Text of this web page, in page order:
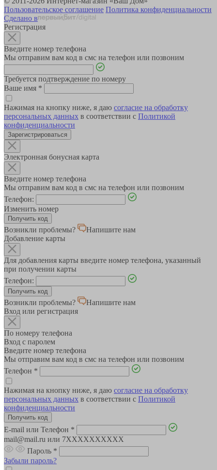
Пользовательское соглашение Политика конфиденциальности
Сделано в
Регистрация
Введите номер телефона
Мы отправим вам код в смс на телефон или позвоним
Требуется подтверждение по номеру
Ваше имя *
Нажимая на кнопку ниже, я даю согласие на обработку
персональных данных в соответствии с Политикой
конфиденциальности
Зарегистрироваться
Электронная бонусная карта
Введите номер телефона
Мы отправим вам код в смс на телефон или позвоним
Телефон:
Изменить номер
Возникли проблемы?
Напишите нам
Добавление карты
Для добавления карты введите номер телефона, указанный
при получении карты
Телефон:
Возникли проблемы?
Напишите нам
Вход или регистрация
По номеру телефона
Вход с паролем
Введите номер телефона
Мы отправим вам код в смс на телефон или позвоним
Телефон *
Нажимая на кнопку ниже, я даю согласие на обработку
персональных данных в соответствии с Политикой
конфиденциальности
E-mail или Телефон *
mail@mail.ru или 7XXXXXXXXXX
Пароль *
Забыли пароль?